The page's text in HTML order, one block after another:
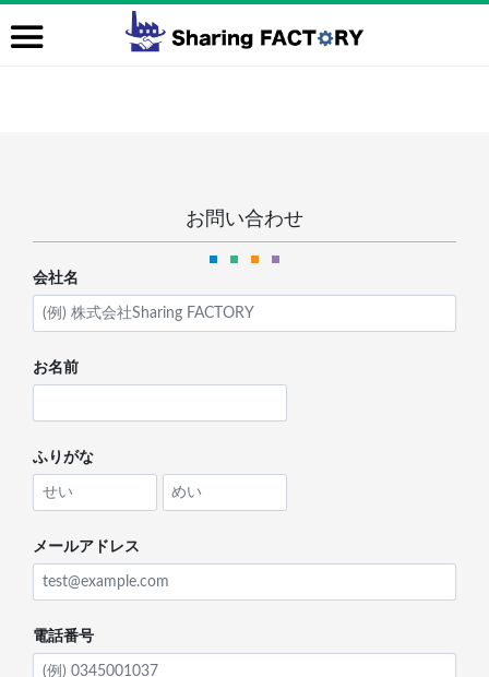
お問い合わせ
会社名
お名前
ふりがな
メールアドレス
電話番号